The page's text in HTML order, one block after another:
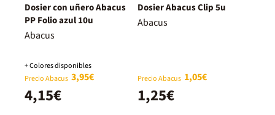
Dosier con uñero Abacus
PP Folio azul 10u
Abacus
+ Colores disponibles
Precio Abacus 3,95€
4,15€
Dosier Abacus Clip 5u
Abacus
Precio Abacus 1,05€
1,25€